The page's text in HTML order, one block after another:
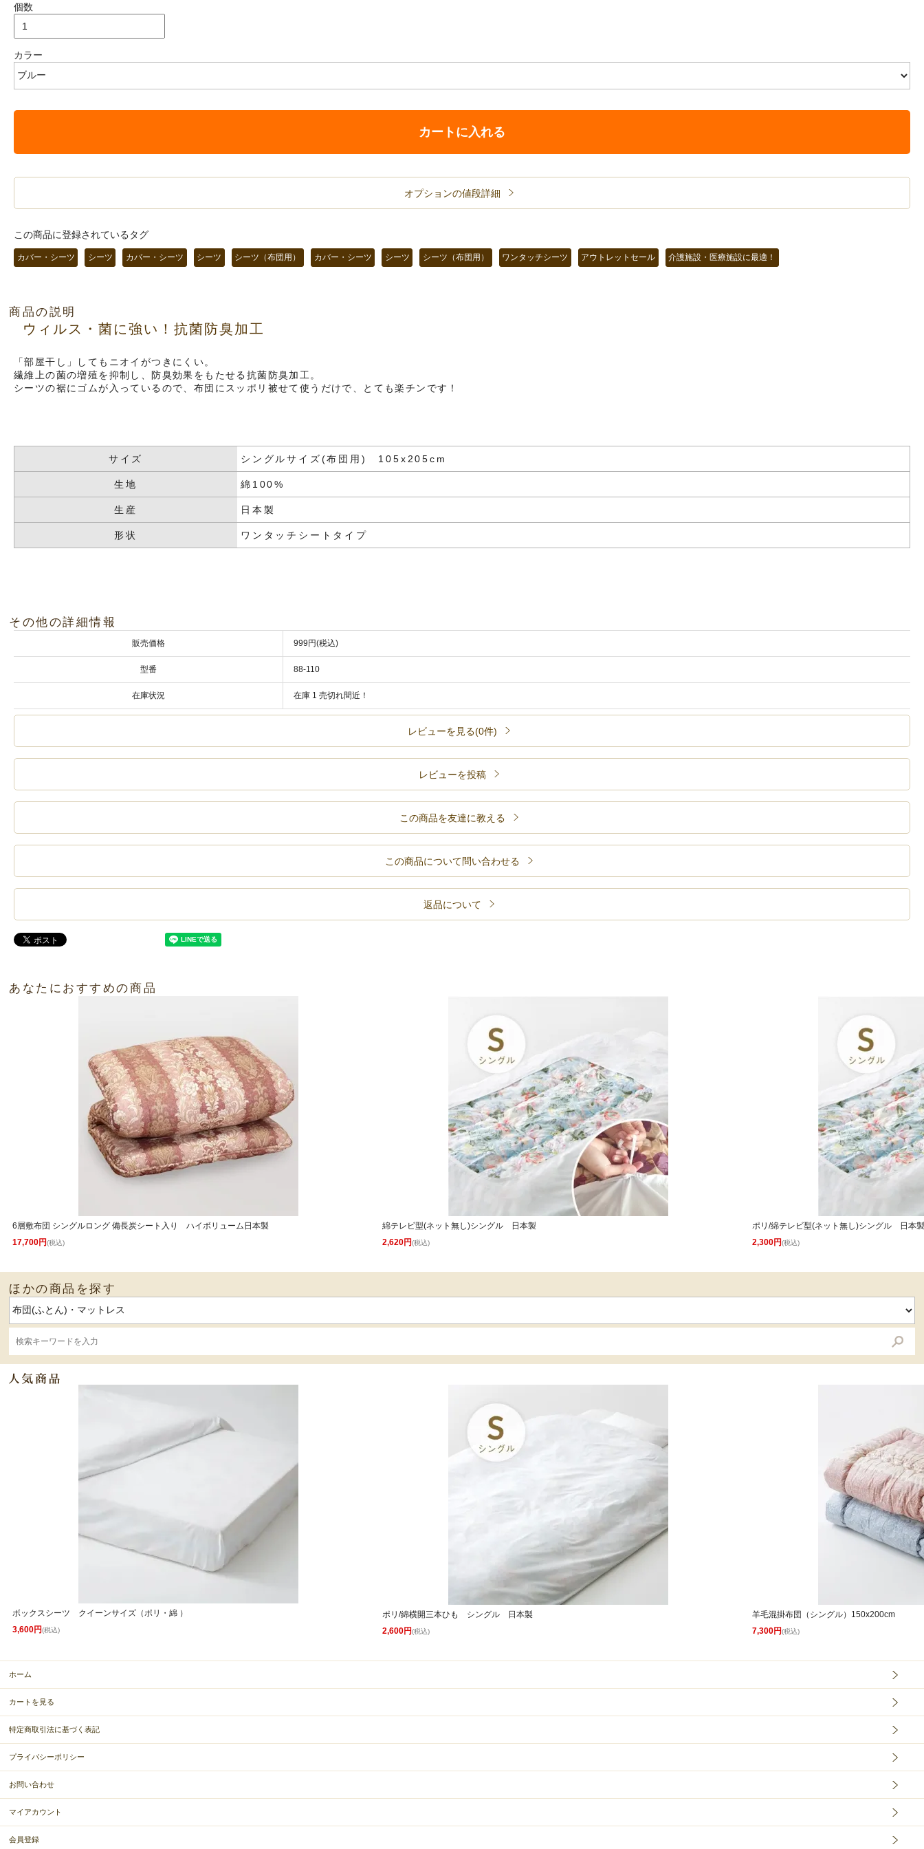
個数
カラー
カートに入れる
オプションの値段詳細
この商品に登録されているタグ
カバー・シーツ シーツ カバー・シーツ シーツ シーツ（布団用） カバー・シーツ シーツ シーツ（布団用） ワンタッチシーツ アウトレットセール 介護施設・医療施設に最適！
商品の説明
ウィルス・菌に強い！抗菌防臭加工
「部屋干し」してもニオイがつきにくい。
繊維上の菌の増殖を抑制し、防臭効果をもたせる抗菌防臭加工。
シーツの裾にゴムが入っているので、布団にスッポリ被せて使うだけで、とても楽チンです！
サイズ シングルサイズ(布団用) 105x205cm
生地 綿100%
生産 日本製
形状 ワンタッチシートタイプ
その他の詳細情報
販売価格 999円(税込)
型番 88-110
在庫状況 在庫 1 売切れ間近！
レビューを見る(0件)
レビューを投稿
この商品を友達に教える
この商品について問い合わせる
返品について
あなたにおすすめの商品
6層敷布団 シングルロング 備長炭シート入り ハイボリューム日本製
17,700円(税込)
綿テレビ型(ネット無し)シングル 日本製
2,620円(税込)
ポリ/綿テレビ型(ネット無し)シングル 日本製
2,300円(税込)
ほかの商品を探す
ボックスシーツ クイーンサイズ（ポリ・綿 ）
3,600円(税込)
ポリ/綿横開三本ひも シングル 日本製
2,600円(税込)
羊毛混掛布団（シングル）150x200cm
7,300円(税込)
ホーム
カートを見る
特定商取引法に基づく表記
プライバシーポリシー
お問い合わせ
マイアカウント
会員登録